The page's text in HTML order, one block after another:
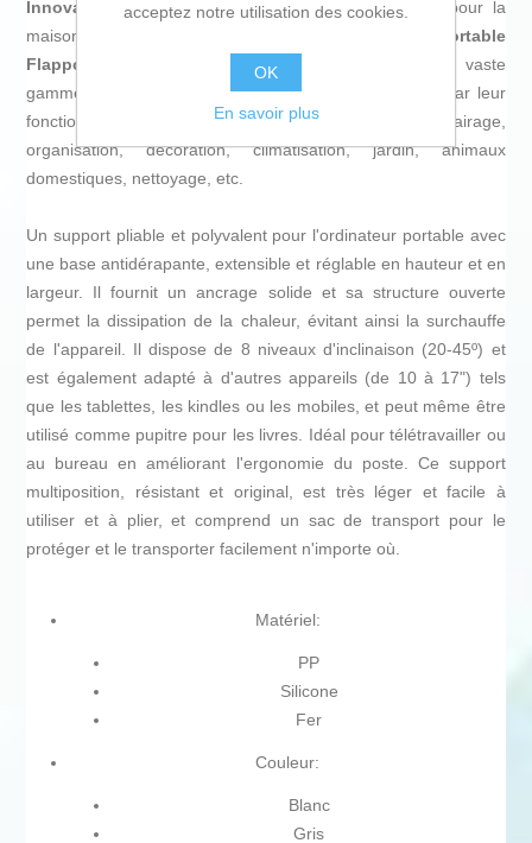
InnovaGoodsvous offre les meilleures nouveautés pour la
maison, comme
Support Pliable et Réglable pour Portable
Flappot InnovaGoods Home Living
! Découvrez une vaste
gamme de produits de qualité qui se démarquent de par leur
fonctionnalité, leur efficacité et leur design innovant : éclairage,
organisation, décoration, climatisation, jardin, animaux
domestiques, nettoyage, etc.
Un support pliable et polyvalent pour l'ordinateur portable avec
une base antidérapante, extensible et réglable en hauteur et en
largeur. Il fournit un ancrage solide et sa structure ouverte
permet la dissipation de la chaleur, évitant ainsi la surchauffe
de l'appareil. Il dispose de 8 niveaux d'inclinaison (20-45º) et
est également adapté à d'autres appareils (de 10 à 17") tels
que les tablettes, les kindles ou les mobiles, et peut même être
utilisé comme pupitre pour les livres. Idéal pour télétravailler ou
au bureau en améliorant l'ergonomie du poste. Ce support
multiposition, résistant et original, est très léger et facile à
utiliser et à plier, et comprend un sac de transport pour le
protéger et le transporter facilement n'importe où.
Matériel:
PP
Silicone
Fer
Couleur:
Blanc
Gris
acceptez notre utilisation des cookies.
OK
En savoir plus